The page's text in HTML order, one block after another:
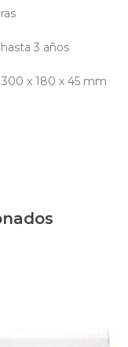
3 años
x 180 x 45 mm